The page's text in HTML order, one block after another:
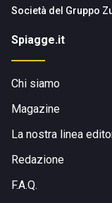
Società del Gruppo
Spiagge.it
Chi siamo
Magazine
La nostra linea
Redazione
F.A.Q.